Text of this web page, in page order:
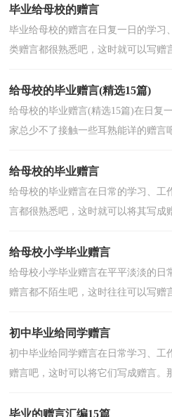
毕业给母校的赠言
毕业给母校的赠言在日复一日的学习
类赠言都很熟悉吧，这时就可以写赠
给母校的毕业赠言(精选15篇)
给母校的毕业赠言(精选15篇)在日复
家总少不了接触一些耳熟能详的赠言
给母校的毕业赠言
给母校的毕业赠言在日常的学习、工
言都很熟悉吧，这时就可以将其写成
给母校小学毕业赠言
给母校小学毕业赠言在平平淡淡的日
赠言都不陌生吧，这时往往可以写赠
初中毕业给同学赠言
初中毕业给同学赠言在日常学习、工
赠言吧，这时可以将它们写成赠言。
毕业的赠言汇编15篇